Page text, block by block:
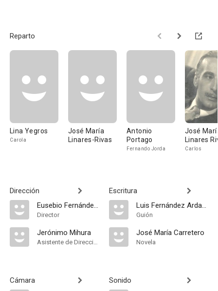
Reparto
Lina Yegros
Carola
José María
Linares-Rivas
Antonio
Portago
Fernando Jorda
José
Linares
Carlos
Dirección
Eusebio Fernández Ardavín
Director
Jerónimo Mihura
Asistente de Dirección
Cámara
Escritura
Luis Fernández Ardavín
Guión
José María Carretero
Novela
Sonido